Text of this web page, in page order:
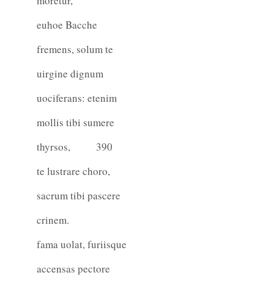
euhoe Bacche
fremens, solum te
uirgine dignum
uociferans: etenim
mollis tibi sumere
thyrsos,
390
te lustrare choro,
sacrum tibi pascere
crinem.
fama uolat, furiisque
accensas pectore